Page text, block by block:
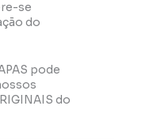
se
do
pode
do